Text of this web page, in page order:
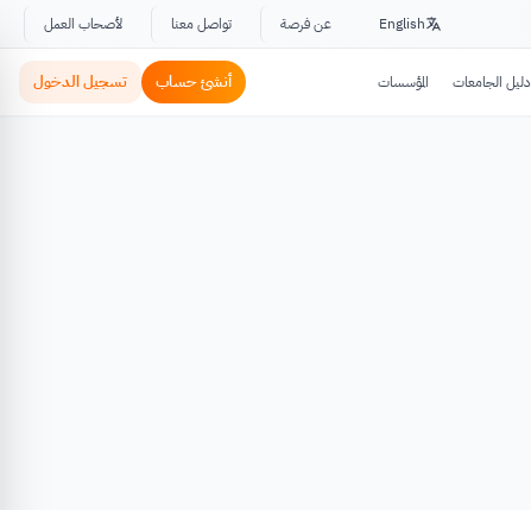
English عن فرصة تواصل معنا لأصحاب العمل
دليل الجامعات المؤسسات أنشئ حساب تسجيل الدخول